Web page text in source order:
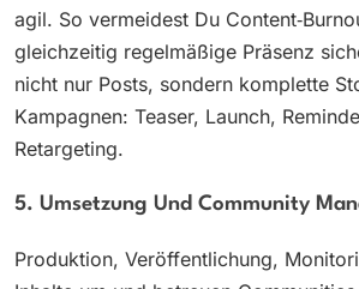
agil. So vermeidest Du
gleichzeitig regelmäßige Präsenz
nicht nur Posts, sondern komplette
Kampagnen: Teaser, Launch,
Retargeting.
5. Umsetzung Und Community
Produktion, Veröffentlichung,